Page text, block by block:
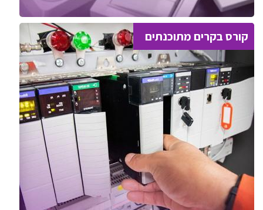
קורס בקרים מתוכנתים